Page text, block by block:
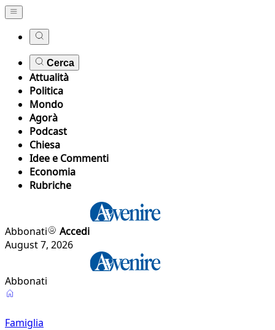
Cerca
Attualità
Politica
Mondo
Agorà
Podcast
Chiesa
Idee e Commenti
Economia
Rubriche
Abbonati
Accedi
August 7, 2026
Abbonati
Famiglia